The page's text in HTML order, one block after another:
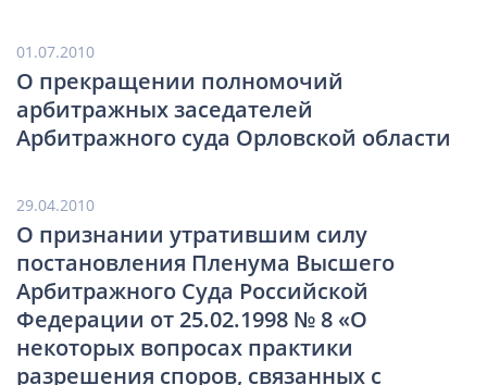
01.07.2010
О прекращении полномочий
арбитражных заседателей
Арбитражного суда Орловской области
29.04.2010
О признании утратившим силу
постановления Пленума Высшего
Арбитражного Суда Российской
Федерации от 25.02.1998 № 8 «О
некоторых вопросах практики
разрешения споров, связанных с